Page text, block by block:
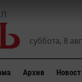
суббота, 8
Архив